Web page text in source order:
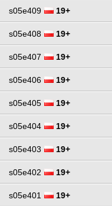
s05e409 19+
s05e408 19+
s05e407 19+
s05e406 19+
s05e405 19+
s05e404 19+
s05e403 19+
s05e402 19+
s05e401 19+